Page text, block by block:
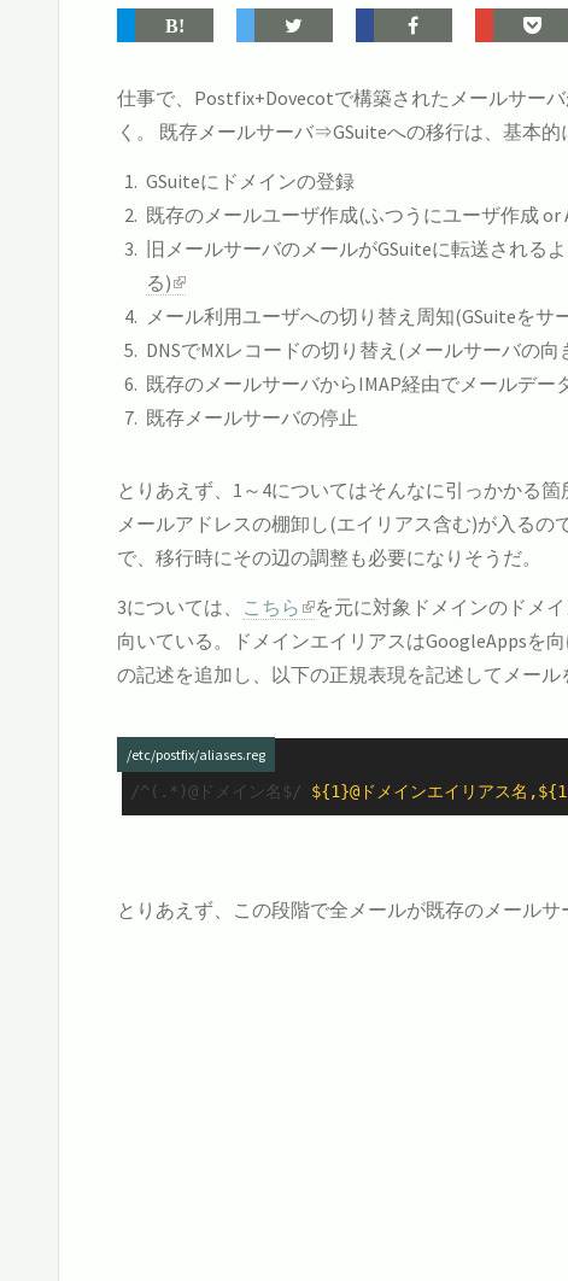
仕事で、Postfix+Dovecotで構築されたメールサー
く。 既存メールサーバ⇒GSuiteへの移行は、基本的
GSuiteにドメインの登録
既存のメールユーザ作成(ふつうにユーザ作成 or
旧メールサーバのメールがGSuiteに転送されるよ
る)
メール利用ユーザへの切り替え周知(GSuiteをサ
DNSでMXレコードの切り替え(メールサーバの
既存のメールサーバからIMAP経由でメールデー
既存メールサーバの停止
とりあえず、1～4についてはそんなに引っかかる
メールアドレスの棚卸し(エイリアス含む)が入るの
で、移行時にその辺の調整も必要になりそうだ。
3については、 こちら
を元に対象ドメインのドメ
向いている。ドメインエイリアスはGoogleAppsを
の記述を追加し、以下の正規表現を記述してメー
/etc/postfix/aliases.reg
/^(.*)@ドメイン名$/ ${1}@ドメインエイリアス名
とりあえず、この段階で全メールが既存のメール